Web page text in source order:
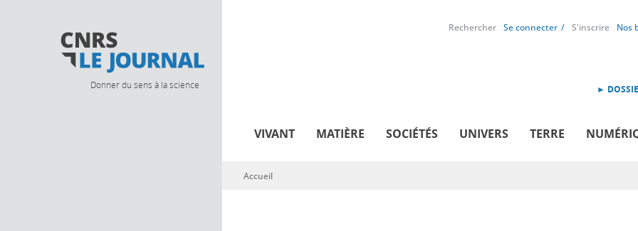
Donner du sens à la science
Rechercher Se connecter S'inscrire Nos
►
VIVANT MATIÈRE SOCIÉTÉS UNIVERS TERRE
Vous êtes ici
Accueil